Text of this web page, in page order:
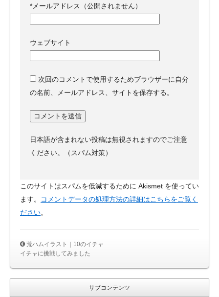
* メールアドレス（公開されません）
ウェブサイト
次回のコメントで使用するためブラウザーに自分
の名前、メールアドレス、サイトを保存する。
日本語が含まれない投稿は無視されますのでご注意
ください。（スパム対策）
このサイトはスパムを低減するために Akismet を使ってい
ます。
コメントデータの処理方法の詳細はこちらをご覧く
ださい。
荒ハムイラスト｜10のイチャ
イチャに挑戦してみました
サブコンテンツ